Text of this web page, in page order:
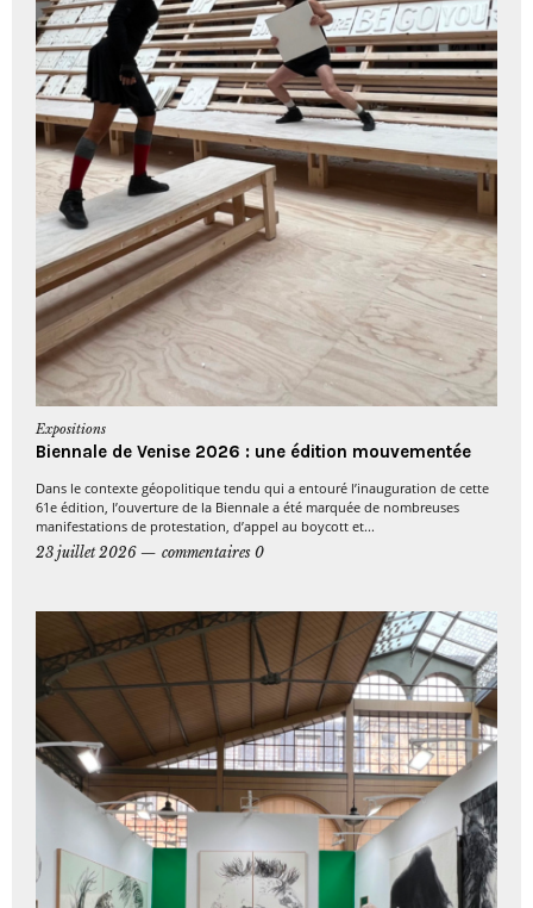
Expositions
Biennale de Venise 2026 : une édition mouvementée
Dans le contexte géopolitique tendu qui a entouré l’inauguration de cette
61e édition, l’ouverture de la Biennale a été marquée de nombreuses
manifestations de protestation, d’appel au boycott et...
23 juillet 2026
commentaires 0